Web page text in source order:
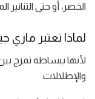
الخصر، أو حتى
لماذا تعتبر ماري
لأنها ببساطة تمزج
والإطلالات.